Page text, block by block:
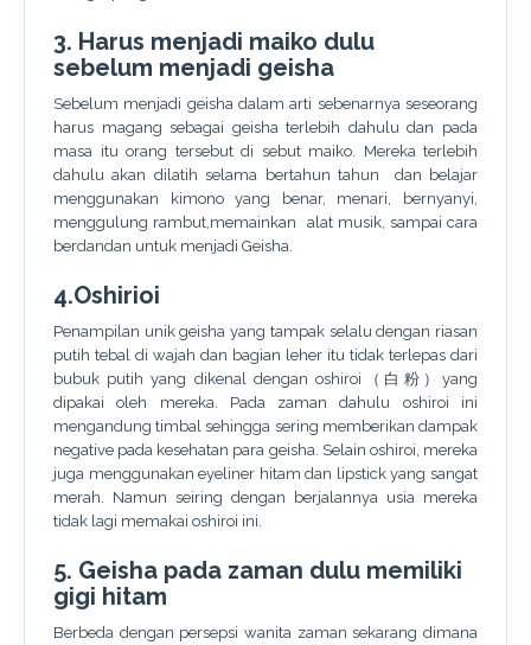
3. Harus menjadi maiko dulu
sebelum menjadi geisha
Sebelum menjadi geisha dalam arti sebenarnya seseorang
harus magang sebagai geisha terlebih dahulu dan pada
masa itu orang tersebut di sebut maiko. Mereka terlebih
dahulu akan dilatih selama bertahun tahun dan belajar
menggunakan kimono yang benar, menari, bernyanyi,
menggulung rambut,memainkan alat musik, sampai cara
berdandan untuk menjadi Geisha.
4.Oshirioi
Penampilan unik geisha yang tampak selalu dengan riasan
putih tebal di wajah dan bagian leher itu tidak terlepas dari
bubuk putih yang dikenal dengan oshiroi（白粉）yang
dipakai oleh mereka. Pada zaman dahulu oshiroi ini
mengandung timbal sehingga sering memberikan dampak
negative pada kesehatan para geisha. Selain oshiroi, mereka
juga menggunakan eyeliner hitam dan lipstick yang sangat
merah. Namun seiring dengan berjalannya usia mereka
tidak lagi memakai oshiroi ini.
5. Geisha pada zaman dulu memiliki
gigi hitam
Berbeda dengan persepsi wanita zaman sekarang dimana